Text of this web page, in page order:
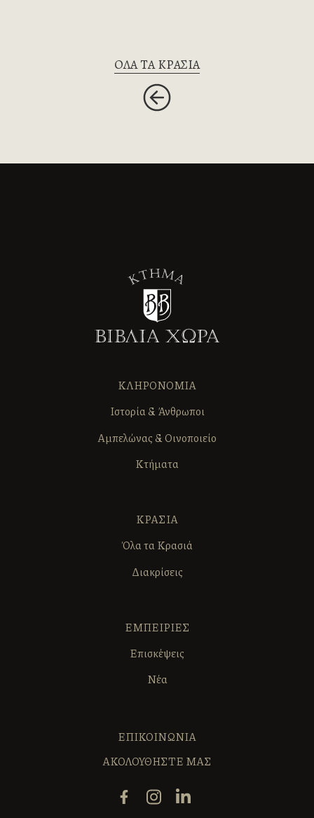
ΟΛΑ ΤΑ ΚΡΑΣΙΑ
ΚΛΗΡΟΝΟΜΙΑ
Ιστορία & Άνθρωποι
Αμπελώνας & Οινοποιείο
Κτήματα
ΚΡΑΣΙΑ
Όλα τα Κρασιά
Διακρίσεις
ΕΜΠΕΙΡΙΕΣ
Επισκέψεις
Νέα
ΕΠΙΚΟΙΝΩΝΙΑ
ΑΚΟΛΟΥΘΗΣΤΕ ΜΑΣ